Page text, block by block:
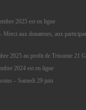
2025 est en ligne
Merci aux donateurs, aux
2025 au profit de Trisomie 21
2024 est en ligne
– Samedi 29 juin